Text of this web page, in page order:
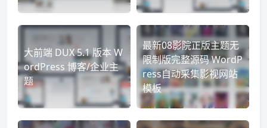
大前端 DUX 5.1 版本 W
ordPress 博客/企业主
题
最新08影院正版主题无
限制版完整源码 WordP
ress自动采集影视网站
模板